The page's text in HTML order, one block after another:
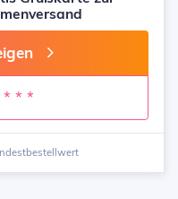
* *